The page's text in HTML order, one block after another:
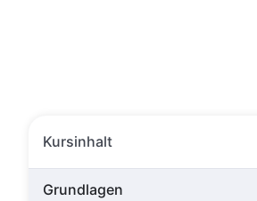
Kursinhalt
Grundlagen